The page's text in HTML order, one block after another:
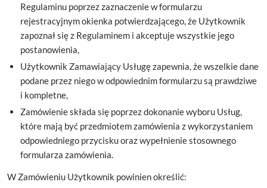
Regulaminu poprzez zaznaczenie w formularzu
rejestracyjnym okienka potwierdzającego, że Użytkownik
zapoznał się z Regulaminem i akceptuje wszystkie jego
postanowienia,
Użytkownik Zamawiający Usługę zapewnia, że wszelkie dane
podane przez niego w odpowiednim formularzu są prawdziwe
i kompletne,
Zamówienie składa się poprzez dokonanie wyboru Usług,
które mają być przedmiotem zamówienia z wykorzystaniem
odpowiedniego przycisku oraz wypełnienie stosownego
formularza zamówienia.
W Zamówieniu Użytkownik powinien określić: